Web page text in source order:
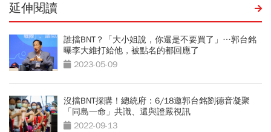
延伸閱讀
誰擋BNT？「大小姐說，你還是不要買了」…郭台銘
曝李大維打給他，被點名的都回應了
2023-05-09
沒擋BNT採購！總統府：6/18邀郭台銘劉德音凝聚
「同島一命」共識、還與證嚴視訊
2022-09-13